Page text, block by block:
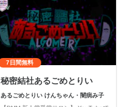
7日間無料
秘密結社あるごめとりい
あるごめとりい けんちゃん・闇病み子